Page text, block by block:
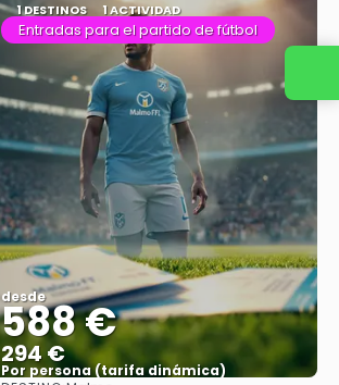
1 DESTINOS 1 ACTIVIDAD
Entradas para el partido de fútbol
desde
588 €
294 €
Por persona (tarifa dinámica)